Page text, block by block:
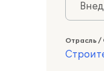
Отрасль /